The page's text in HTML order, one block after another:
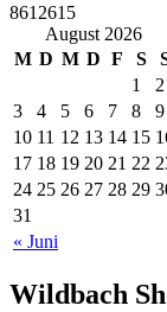
8612615
August 2026
M D M D F S
« Juni
1
2
3
4 5 6 7 8
9
10 11 12 13 14 15
17 18 19 20 21 22
24 25 26 27 28 29
31
Wildbach